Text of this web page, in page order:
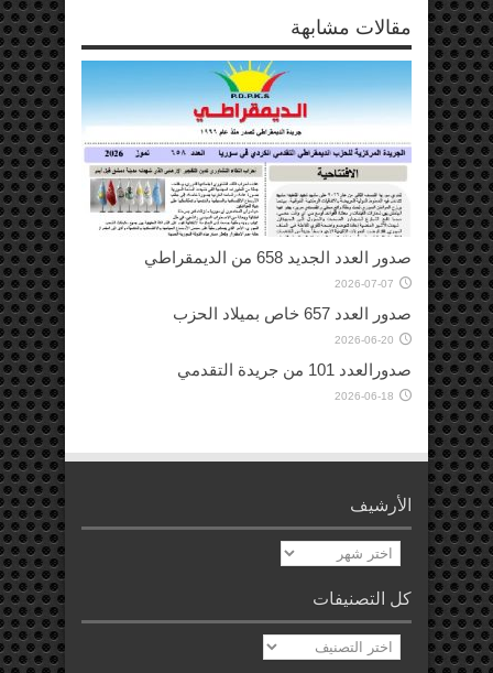
مقالات مشابهة
صدور العدد الجديد 658 من الديمقراطي
2026-07-07
صدور العدد 657 خاص بميلاد الحزب
2026-06-20
صدورالعدد 101 من جريدة التقدمي
2026-06-18
الأرشيف
الأرشيف
كل التصنيفات
كل
التصنيفات